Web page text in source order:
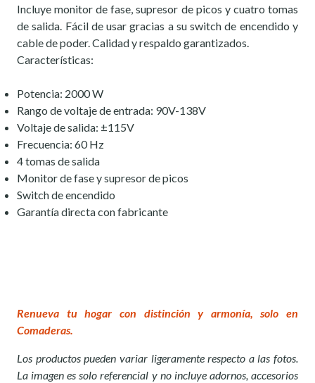
Incluye monitor de fase, supresor de picos y cuatro tomas
de salida. Fácil de usar gracias a su switch de encendido y
cable de poder. Calidad y respaldo garantizados.
Características:
Potencia: 2000 W
Rango de voltaje de entrada: 90V-138V
Voltaje de salida: ±115V
Frecuencia: 60 Hz
4 tomas de salida
Monitor de fase y supresor de picos
Switch de encendido
Garantía directa con fabricante
Renueva tu hogar con distinción y armonía, solo en
Comaderas.
Los productos pueden variar ligeramente respecto a las fotos.
La imagen es solo referencial y no incluye adornos, accesorios